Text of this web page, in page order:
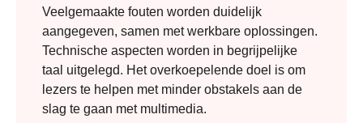
Veelgemaakte fouten worden duidelijk
aangegeven, samen met werkbare oplossingen.
Technische aspecten worden in begrijpelijke
taal uitgelegd. Het overkoepelende doel is om
lezers te helpen met minder obstakels aan de
slag te gaan met multimedia.